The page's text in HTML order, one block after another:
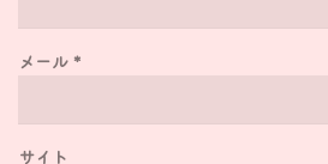
メール *
サイト